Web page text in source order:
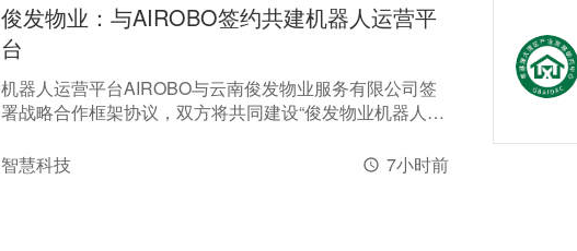
俊发物业：与AIROBO签约共建机器人运营平
台
机器人运营平台AIROBO与云南俊发物业服务有限公司签
署战略合作框架协议，双方将共同建设“俊发物业机器人运
营路径。
智慧科技 7小时前